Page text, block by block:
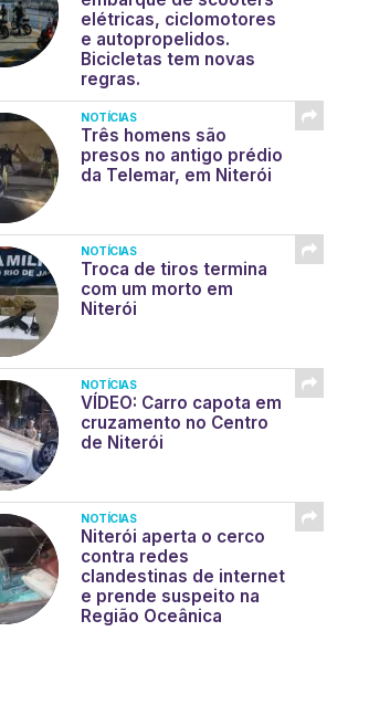
elétricas, ciclomotores
e autopropelidos.
Bicicletas tem novas
regras.
NOTÍCIAS
Três homens são
presos no antigo prédio
da Telemar, em Niterói
NOTÍCIAS
Troca de tiros termina
com um morto em
Niterói
NOTÍCIAS
VÍDEO: Carro capota em
cruzamento no Centro
de Niterói
NOTÍCIAS
Niterói aperta o cerco
contra redes
clandestinas de internet
e prende suspeito na
Região Oceânica